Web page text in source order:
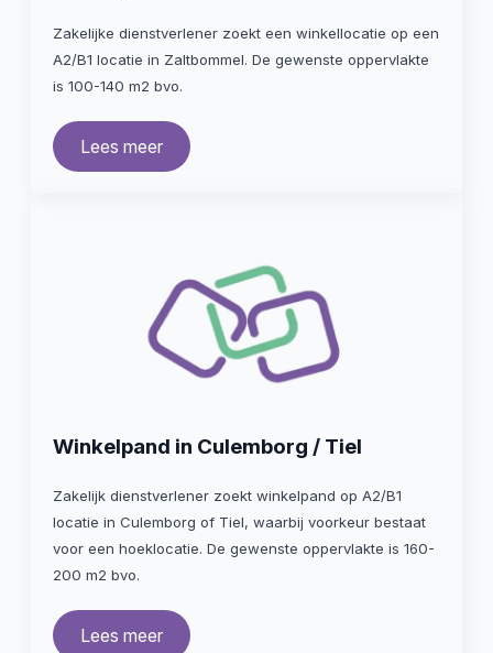
Zakelijke dienstverlener zoekt een winkellocatie op een
A2/B1 locatie in Zaltbommel. De gewenste oppervlakte
is 100-140 m2 bvo.
Lees meer
Winkelpand in Culemborg / Tiel
Zakelijk dienstverlener zoekt winkelpand op A2/B1
locatie in Culemborg of Tiel, waarbij voorkeur bestaat
voor een hoeklocatie. De gewenste oppervlakte is 160-
200 m2 bvo.
Lees meer